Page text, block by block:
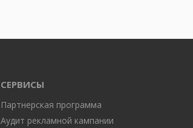
СЕРВИСЫ
Партнерская программа
Аудит рекламной кампании